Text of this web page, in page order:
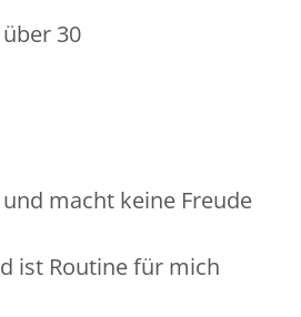
30
macht keine Freude
ist Routine für mich